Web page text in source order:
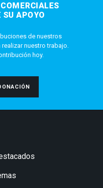
SU APOYO
de nuestros
nuestro trabajo.
hoy.